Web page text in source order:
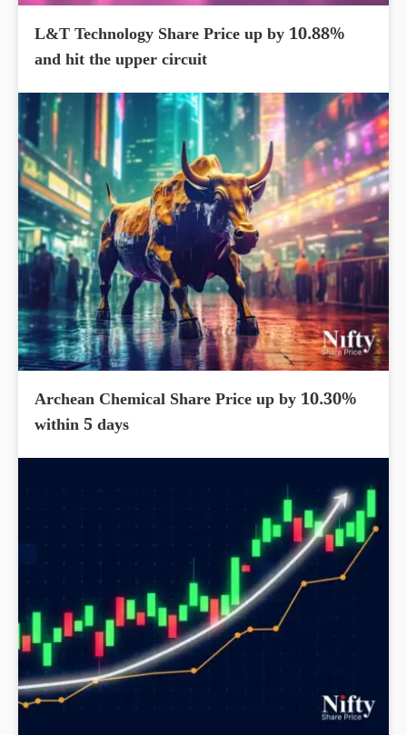
L&T Technology Share Price up by 10.88%
and hit the upper circuit
Archean Chemical Share Price up by 10.30%
within 5 days